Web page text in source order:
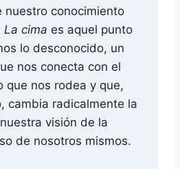
nuestro conocimiento
La cima es aquel punto
lo desconocido, un
nos conecta con el
que nos rodea y que,
cambia radicalmente la
visión de la
de nosotros mismos.